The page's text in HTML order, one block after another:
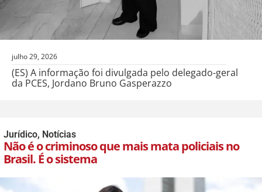
julho 29, 2026
(ES) A informação foi divulgada pelo delegado-geral
da PCES, Jordano Bruno Gasperazzo
Jurídico, Notícias
Não é o criminoso que mais mata policiais no
Brasil. É o sistema